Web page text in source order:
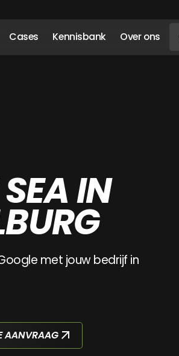
Cases Kennisbank Over ons
IN
met jouw bedrijf in
AANVRAAG